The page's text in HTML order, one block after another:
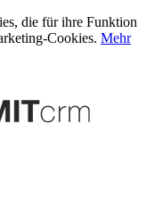
die für ihre Funktion
Cookies. Mehr